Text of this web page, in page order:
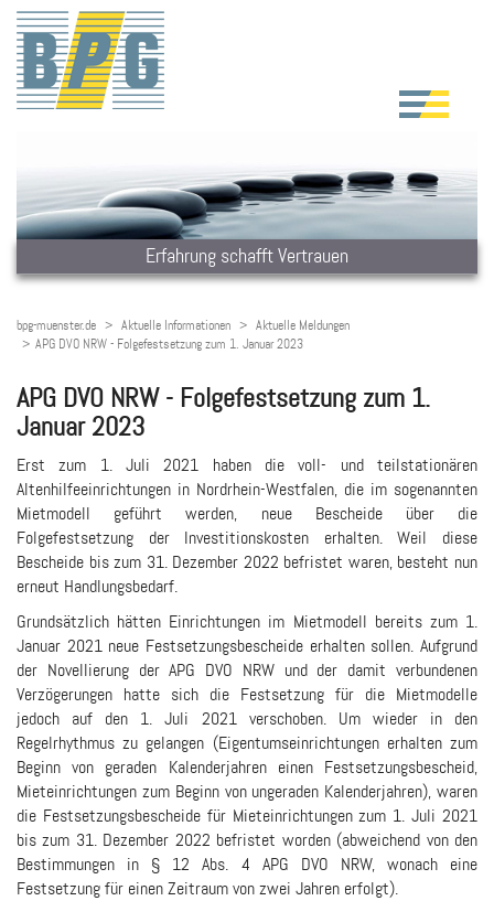
Erfahrung schafft Vertrauen
bpg-muenster.de Aktuelle Informationen
Aktuelle Meldungen
APG DVO NRW - Folgefestsetzung zum 1. Januar 2023
APG DVO NRW - Folgefestsetzung zum 1.
Januar 2023
Erst zum 1. Juli 2021 haben die voll- und teilstationären
Altenhilfeeinrichtungen in Nordrhein-Westfalen, die im sogenannten
Mietmodell geführt werden, neue Bescheide über die
Folgefestsetzung der Investitionskosten erhalten. Weil diese
Bescheide bis zum 31. Dezember 2022 befristet waren, besteht nun
erneut Handlungsbedarf.
Grundsätzlich hätten Einrichtungen im Mietmodell bereits zum 1.
Januar 2021 neue Festsetzungsbescheide erhalten sollen. Aufgrund
der Novellierung der APG DVO NRW und der damit verbundenen
Verzögerungen hatte sich die Festsetzung für die Mietmodelle
jedoch auf den 1. Juli 2021 verschoben. Um wieder in den
Regelrhythmus zu gelangen (Eigentumseinrichtungen erhalten zum
Beginn von geraden Kalenderjahren einen Festsetzungsbescheid,
Mieteinrichtungen zum Beginn von ungeraden Kalenderjahren), waren
die Festsetzungsbescheide für Mieteinrichtungen zum 1. Juli 2021
bis zum 31. Dezember 2022 befristet worden (abweichend von den
Bestimmungen in § 12 Abs. 4 APG DVO NRW, wonach eine
Festsetzung für einen Zeitraum von zwei Jahren erfolgt).